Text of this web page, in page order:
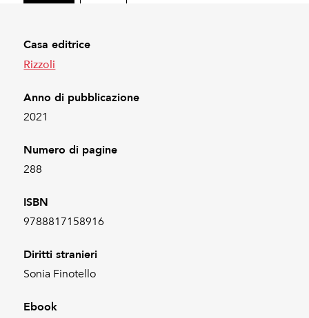
Casa editrice
Rizzoli
Anno di pubblicazione
2021
Numero di pagine
288
ISBN
9788817158916
Diritti stranieri
Sonia Finotello
Ebook